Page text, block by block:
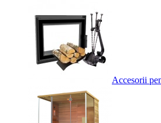
Accesorii